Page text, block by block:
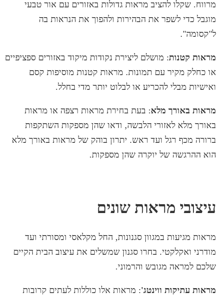
מרווח. שקלו להציב מראות גדולות באזורים עם אור טבעי
מוגבל כדי לשפר את הבהירות ולהפוך את הנראות בה
ל"קסומה".
מראות קטנות: מושלם ליצירת נקודות מיקוד באזורים ספציפיים
או כחלק מקיר עם תמונות. מראות קטנות מוסיפות קסם
ואישיות מבלי להכריע או לבלוט יותר מדי בחלל.
מראות באורך מלא: בעת בחירת מראות רצפה או מראות
באורך מלא לאזורי הלבשה, ודאו שהן מספקות השתקפות
ברורה מכף רגל ועד ראש. יתרון בוהק של מראות באורך מלא
הוא ההרגשה של יוקרה שהן מספקות.
עיצובי מראות שונים
מראות מגיעות במגוון סגנונות, החל מקלאסי ומסורתי ועד
מודרני ואקלקטי. בחרו סגנון שמשלים את עיצוב הבית הקיים
שלכם למראה מגובש והרמוני.
מראות עתיקות ווינטג': מראות אלו כוללות לעתים קרובות